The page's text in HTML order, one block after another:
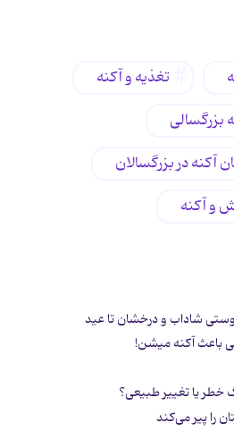
تغذیه و آکنه
بزرگسالی
آکنه در بزرگسالان
و آکنه
شاداب و درخشان تا عید
باعث آکنه میشن!
خطر یا تغییر طبیعی؟
را پیر می‌کند